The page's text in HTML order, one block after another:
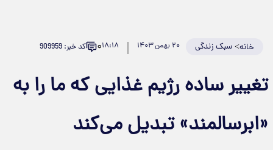
خانه>سبک زندگی ۲۰ بهمن ۱۴۰۳ ۱۸:۱۸۰ کد خبر: 909959
تغییر ساده رژیم غذایی که ما را به
«ابرسالمند» تبدیل می‌کند